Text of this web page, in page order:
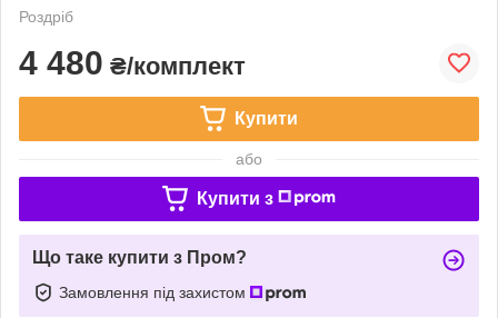
Роздріб
4 480 ₴/комплект
Купити
або
Купити з
Що таке купити з Пром?
Замовлення під захистом